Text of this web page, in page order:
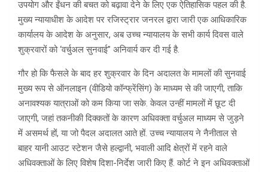
उपयोग और ईंधन की बचत को बढ़ावा देने के लिए एक ऐतिहासिक पहल की है.
मुख्य न्यायाधीश के आदेश पर रजिस्ट्रार जनरल द्वारा जारी एक आधिकारिक
कार्यालय के आदेश के अनुसार, अब उच्च न्यायालय के सभी कार्य दिवस वाले
शुक्रवारों को ‘वर्चुअल सुनवाई” अनिवार्य कर दी गई है.
गौर हो कि फैसले के बाद हर शुक्रवार के दिन अदालत के मामलों की सुनवाई
मुख्य रूप से ऑनलाइन (वीडियो कॉन्फ्रेंसिंग) के माध्यम से की जाएगी, ताकि
अनावश्यक यात्राओं को कम किया जा सके. केवल उन्हीं मामलों में छूट दी
जाएगी, जहां तकनीकी दिक्कतों के कारण अधिवक्ता वर्चुअल माध्यम से जुड़ने
में असमर्थ हों, या जो पैदल अदालत आते हों. उच्च न्यायालय ने नैनीताल से
बाहर यानी आउट स्टेशन जैसे हल्द्वानी, भवाली आदि क्षेत्रों में रहने वाले
अधिवक्ताओं के लिए विशेष दिशा-निर्देश जारी किए हैं. कोर्ट ने इन अधिवक्ताओं